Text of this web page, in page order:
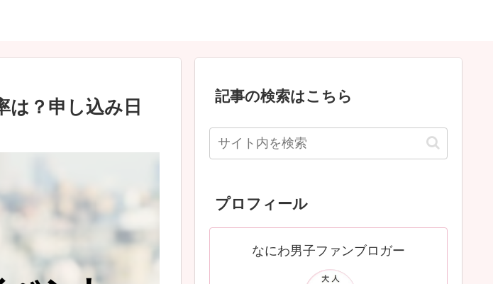
は？申し込み日
記事の検索はこちら
プロフィール
なにわ男子ファンブロガー